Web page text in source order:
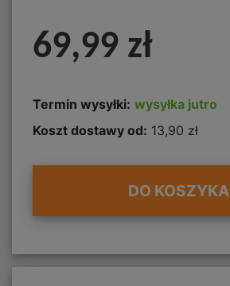
69,99 zł
Termin wysyłki: wysyłka jutro
Koszt dostawy od: 13,90 zł
DO KOSZYKA